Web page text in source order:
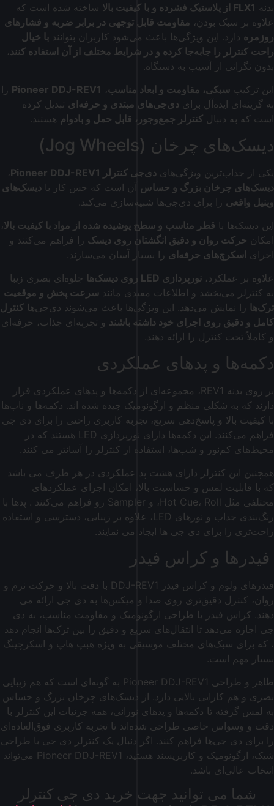
بدنه FLX1 از پلاستیک فشرده و با کیفیت بالا
ساخته شده است که
علاوه بر سبک بودن، مقاومت قابل توجهی در برابر ضربه و فشارهای
روزمره دارد. این ویژگی‌ها باعث می‌شود کاربران بتوانند با خیال
راحت کنترلر را جابه‌جا کرده و در شرایط مختلف از آن استفاده کنند،
بدون نگرانی از آسیب به دستگاه.
این ترکیب سبکی، مقاومت و ابعاد مناسب، Pioneer DDJ-REV1 را
به گزینه‌ای ایده‌آل برای دی‌جی‌های مبتدی و حرفه‌ای تبدیل کرده
است که به دنبال کنترلر جمع‌وجور، قابل حمل و بادوام هستند.
دیسک‌های چرخان (Jog Wheels)
یکی از جذاب‌ترین ویژگی‌های دی‌جی کنترلر Pioneer DDJ-REV1،
دیسک‌های چرخان بزرگ و حساس آن است که حس کار با دیسک‌های
وینیل واقعی را برای دی‌جی‌ها شبیه‌سازی می‌کند.
این دیسک‌ها با قطر مناسب و سطح پوشیده شده از مواد با کیفیت بالا،
امکان حرکت روان و دقیق انگشتان روی دیسک را فراهم می‌کنند و
اجرای اسکرچ‌های حرفه‌ای را بسیار آسان می‌سازند.
علاوه بر عملکرد، نورپردازی LED روی دیسک‌ها
جلوه‌ای بصری زیبا
به کنترلر می‌بخشد و اطلاعات مفیدی مانند سرعت پخش و موقعیت
ترک‌ها را نمایش می‌دهد. این ویژگی‌ها باعث می‌شوند دی‌جی‌ها کنترل
کامل و دقیق روی اجرای خود داشته باشند و تجربه‌ای جذاب، حرفه‌ای
و کاملاً تحت کنترل را ارائه دهند.
دکمه‌ها و پدهای عملکردی
بر روی بدنه REV1، مجموعه‌ای از دکمه‌ها و پدهای عملکردی قرار
دارند که به شکلی منظم و ارگونومیک چیده شده اند. دکمه‌ها و ناب‌ها
با کیفیت بالا و پاسخ‌دهی سریع، تجربه کاربری راحتی را برای دی جی
فراهم می‌کنند. این دکمه‌ها دارای نورپردازی LED هستند که در
محیط‌های کم‌نور و شب‌ها، استفاده از کنترلر را آسانتر می کنند.
همچنین این کنترلر دارای هشت پد عملکردی در هر طرف می باشد
که با قابلیت لمس و حساسیت بالا، امکان اجرای عملکردهای
مختلفی مثل Hot Cue، Roll، و Sampler رو فراهم می‌کنند . پدها با
رنگ‌بندی جذاب و نورهای LED، علاوه بر زیبایی، دسترسی و استفاده
راحت‌تری را برای دی جی ها ایجاد می نمایند.
فیدرها و کراس فیدر
فیدرهای ولوم و کراس فیدر DDJ-REV1 با دقت بالا و حرکت نرم و
روان، کنترل دقیق‌تری روی صدا و میکس‌ها به دی جی ارائه می
دهند. کراس فیدر با طراحی ارگونومیک و مقاومت مناسب، به دی
جی اجازه می‌دهد تا انتقال‌های سریع و دقیق را بین ترک‌ها انجام دهد
، که برای سبک‌های مختلف موسیقی به ویژه هبپ هاپ و اسکرچینگ
بسیار مهم است.
ظاهر و طراحی Pioneer DDJ-REV1 به گونه‌ای است که هم زیبایی
بصری و هم کارایی بالایی دارد. از دیسک‌های چرخان بزرگ و حساس
به لمس گرفته تا دکمه‌ها و پدهای نورانی، همه جزئیات این کنترلر با
دقت و وسواس خاصی طراحی شده‌اند تا تجربه کاربری فوق‌العاده‌ای
را برای دی جی‌ها فراهم کنند. اگر دنبال یک کنترلر دی جی با طراحی
شیک، ارگونومیک و کاربرپسند هستید، Pioneer DDJ-REV1 می‌تواند
انتخاب عالی‌ای باشد.
شما می توانید جهت خرید دی جی کنترلر